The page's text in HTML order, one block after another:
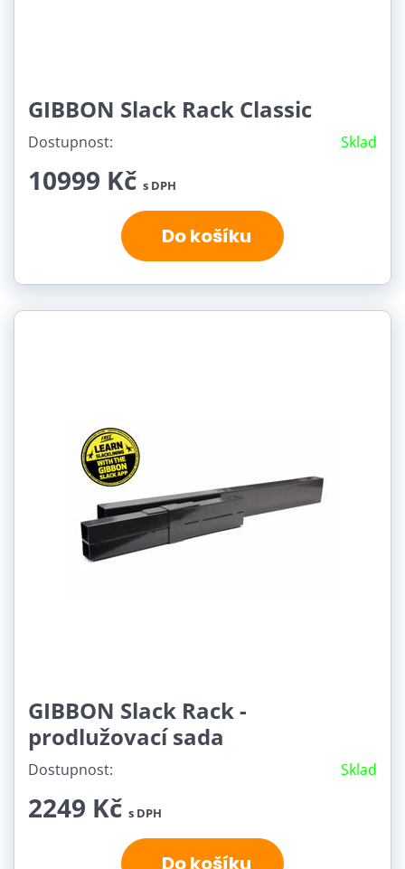
GIBBON Slack Rack Classic
Dostupnost: Sklad
10999 Kč s DPH
Do košíku
GIBBON Slack Rack -
prodlužovací sada
Dostupnost: Sklad
2249 Kč s DPH
Do košíku